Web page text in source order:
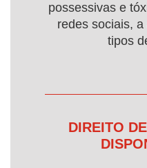
possessivas e
redes sociais,
tipos
DIREITO